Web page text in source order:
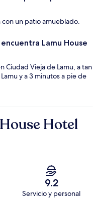
con un patio amueblado.
Lamu House
Ciudad Vieja de Lamu, a tan
y a 3 minutos a pie de
Hotel
9.2
Servicio y personal